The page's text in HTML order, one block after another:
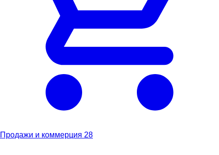
Продажи и коммерция 28